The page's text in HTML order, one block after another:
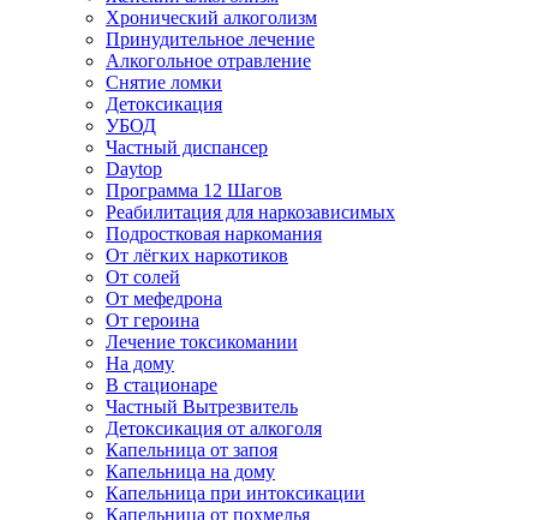
Хронический алкоголизм
Принудительное лечение
Алкогольное отравление
Снятие ломки
Детоксикация
УБОД
Частный диспансер
Daytop
Программа 12 Шагов
Реабилитация для наркозависимых
Подростковая наркомания
От лёгких наркотиков
От солей
От мефедрона
От героина
Лечение токсикомании
На дому
В стационаре
Частный Вытрезвитель
Детоксикация от алкоголя
Капельница от запоя
Капельница на дому
Капельница при интоксикации
Капельница от похмелья